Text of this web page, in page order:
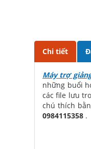
Chi tiết
Máy trợ
những buổi
các file lưu
chú thích
0984115358 .